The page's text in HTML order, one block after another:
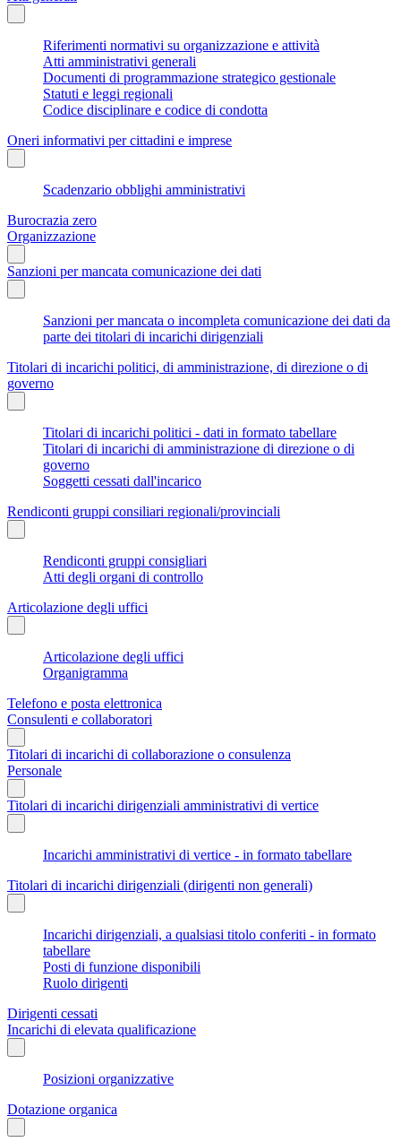
Riferimenti normativi su organizzazione e attività
Atti amministrativi generali
Documenti di programmazione strategico gestionale
Statuti e leggi regionali
Codice disciplinare e codice di condotta
Oneri informativi per cittadini e imprese
Scadenzario obblighi amministrativi
Burocrazia zero
Organizzazione
Sanzioni per mancata comunicazione dei dati
Sanzioni per mancata o incompleta comunicazione dei dati da
parte dei titolari di incarichi dirigenziali
Titolari di incarichi politici, di amministrazione, di direzione o di
governo
Titolari di incarichi politici - dati in formato tabellare
Titolari di incarichi di amministrazione di direzione o di
governo
Soggetti cessati dall'incarico
Rendiconti gruppi consiliari regionali/provinciali
Rendiconti gruppi consigliari
Atti degli organi di controllo
Articolazione degli uffici
Articolazione degli uffici
Organigramma
Telefono e posta elettronica
Consulenti e collaboratori
Titolari di incarichi di collaborazione o consulenza
Personale
Titolari di incarichi dirigenziali amministrativi di vertice
Incarichi amministrativi di vertice - in formato tabellare
Titolari di incarichi dirigenziali (dirigenti non generali)
Incarichi dirigenziali, a qualsiasi titolo conferiti - in formato
tabellare
Posti di funzione disponibili
Ruolo dirigenti
Dirigenti cessati
Incarichi di elevata qualificazione
Posizioni organizzative
Dotazione organica